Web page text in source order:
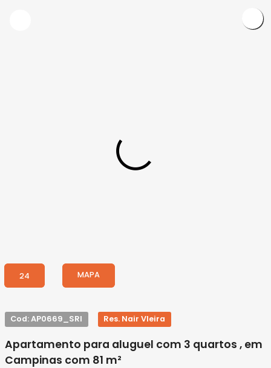
24 MAPA
Cod: AP0669_SRI Res. Nair VIeira
Apartamento para aluguel com 3 quartos , em
Campinas com 81 m²